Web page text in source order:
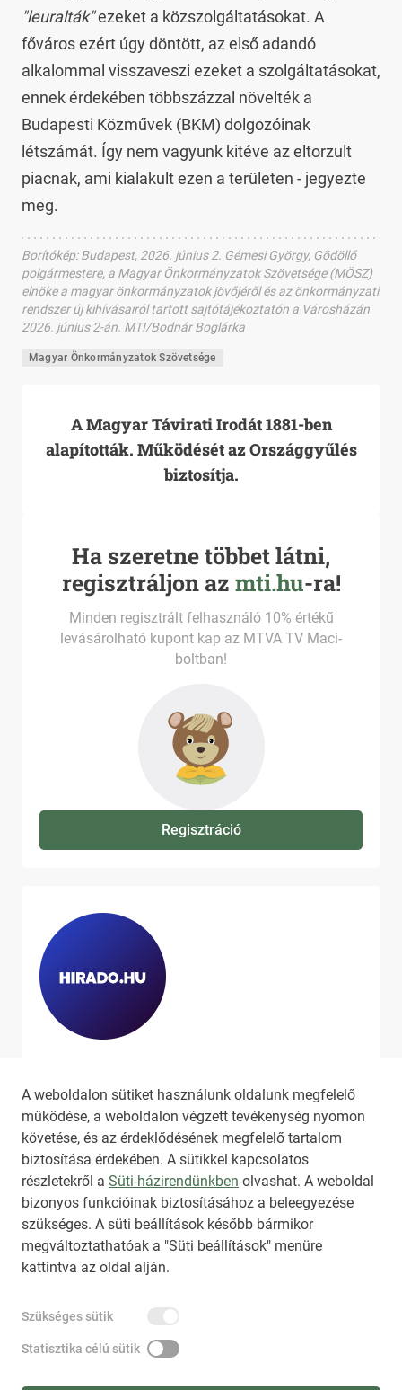
A weboldalon sütiket használunk oldalunk megfelelő
működése, a weboldalon végzett tevékenység nyomon
követése, és az érdeklődésének megfelelő tartalom
biztosítása érdekében. A sütikkel kapcsolatos
részletekről a Süti-házirendünkben olvashat. A weboldal
bizonyos funkcióinak biztosításához a beleegyezése
szükséges. A süti beállítások később bármikor
megváltoztathatóak a "Süti beállítások" menüre
kattintva az oldal alján.
Szükséges sütik
Statisztika célú sütik
"leuralták"ezeket a közszolgáltatásokat. A
főváros ezért úgy döntött, az első adandó
alkalommal visszaveszi ezeket a szolgáltatásokat,
ennek érdekében többszázzal növelték a
Budapesti Közművek (BKM) dolgozóinak
létszámát. Így nem vagyunk kitéve az eltorzult
piacnak, ami kialakult ezen a területen - jegyezte
meg.
Borítókép:Budapest, 2026. június 2. Gémesi György, Gödöllő
polgármestere, a Magyar Önkormányzatok Szövetsége (MÖSZ)
elnöke a magyar önkormányzatok jövőjéről és az önkormányzati
rendszer új kihívásairól tartott sajtótájékoztatón a Városházán
2026. június 2-án. MTI/Bodnár Boglárka
Magyar Önkormányzatok Szövetsége
A Magyar Távirati Irodát 1881-ben
alapították. Működését az Országgyűlés
biztosítja.
Ha szeretne többet látni,
regisztráljon az mti.hu-ra!
Minden regisztrált felhasználó 10% értékű
levásárolható kupont kap az MTVA TV Maci-
boltban!
Regisztráció
látni, látogassa meg ahirado.hu
oldalát!
HIRADO.HU MEDIAKLIKK.HU
M4SPORT.HU NEMZETISPORT.HU
IMPRESSZUM
NEMZETI KÖZLEMÉNYTÁR MEGRENDELÉS
AKADÁLYMENTESÍTÉSI NYILATKOZAT
SÚGÓ